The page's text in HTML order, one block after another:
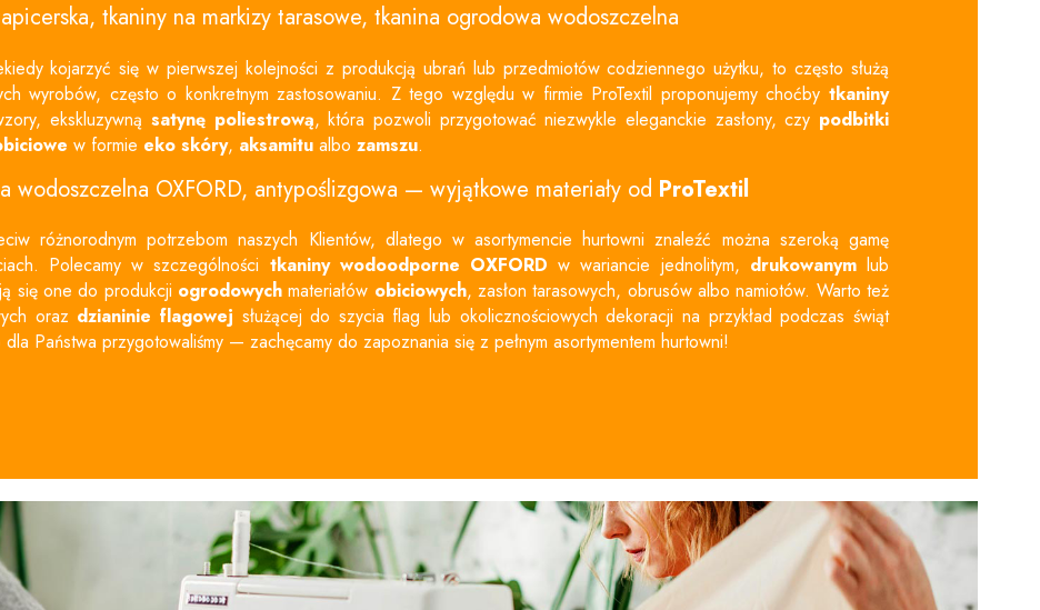
tkaniny na markizy tarasowe, tkanina ogrodowa wodoszczelna
kojarzyć się w pierwszej kolejności z produkcją ubrań lub przedmiotów codziennego użytku, to często służą
wyrobów, często o konkretnym zastosowaniu. Z tego względu w firmie ProTextil proponujemy choćby tkaniny
ekskluzywną satynę poliestrową, która pozwoli przygotować niezwykle eleganckie zasłony, czy podbitki
w formie eko skóry, aksamitu albo zamszu.
wodoszczelna OXFORD, antypoślizgowa — wyjątkowe materiały od ProTextil
różnorodnym potrzebom naszych Klientów, dlatego w asortymencie hurtowni znaleźć można szeroką gamę
Polecamy w szczególności tkaniny wodoodporne OXFORD w wariancie jednolitym, drukowanymlub
się one do produkcji ogrodowych materiałów obiciowych, zasłon tarasowych, obrusówalbo namiotów. Warto też
oraz dzianinie flagowej służącej do szycia flag lub okolicznościowych dekoracji na przykład podczas świąt
Państwa przygotowaliśmy — zachęcamy do zapoznania się z pełnym asortymentem hurtowni!